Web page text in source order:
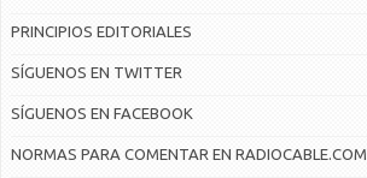
PRINCIPIOS EDITORIALES
SÍGUENOS EN TWITTER
SÍGUENOS EN FACEBOOK
NORMAS PARA COMENTAR EN RADIOCABLE.COM